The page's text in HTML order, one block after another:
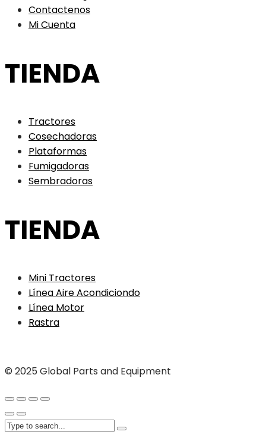
Contactenos
Mi Cuenta
TIENDA
Tractores
Cosechadoras
Plataformas
Fumigadoras
Sembradoras
TIENDA
Mini Tractores
Línea Aire Acondiciondo
Línea Motor
Rastra
© 2025 Global Parts and Equipment